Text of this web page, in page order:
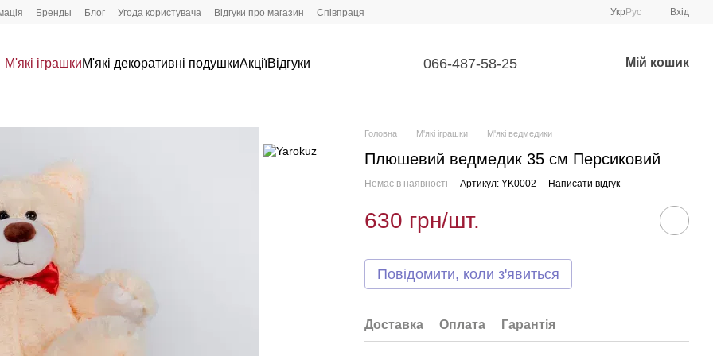
Бренды Блог Угода користувача Відгуки про магазин Співпраця Укр Рус Вхід
М'які іграшкиМ'які декоративні подушкиАкціїВідгуки 066-487-58-25 Мій кошик
Головна М'які іграшки М'які ведмедики
Плюшевий ведмедик 35 см Персиковий
Немає в наявності Артикул: YK0002 Написати відгук
630 грн/шт.
Повідомити, коли з'явиться
Доставка Оплата Гарантія